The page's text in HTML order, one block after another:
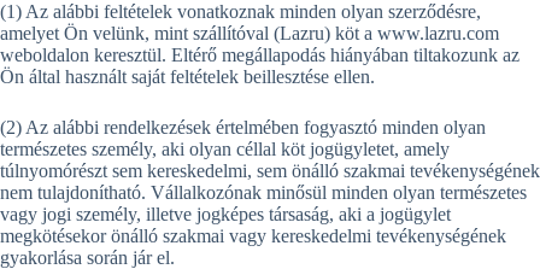
(1) Az alábbi feltételek vonatkoznak minden olyan szerződésre,
amelyet Ön velünk, mint szállítóval (Lazru) köt a www.lazru.com
weboldalon keresztül. Eltérő megállapodás hiányában tiltakozunk az
Ön által használt saját feltételek beillesztése ellen.
(2) Az alábbi rendelkezések értelmében fogyasztó minden olyan
természetes személy, aki olyan céllal köt jogügyletet, amely
túlnyomórészt sem kereskedelmi, sem önálló szakmai tevékenységének
nem tulajdonítható. Vállalkozónak minősül minden olyan természetes
vagy jogi személy, illetve jogképes társaság, aki a jogügylet
megkötésekor önálló szakmai vagy kereskedelmi tevékenységének
gyakorlása során jár el.